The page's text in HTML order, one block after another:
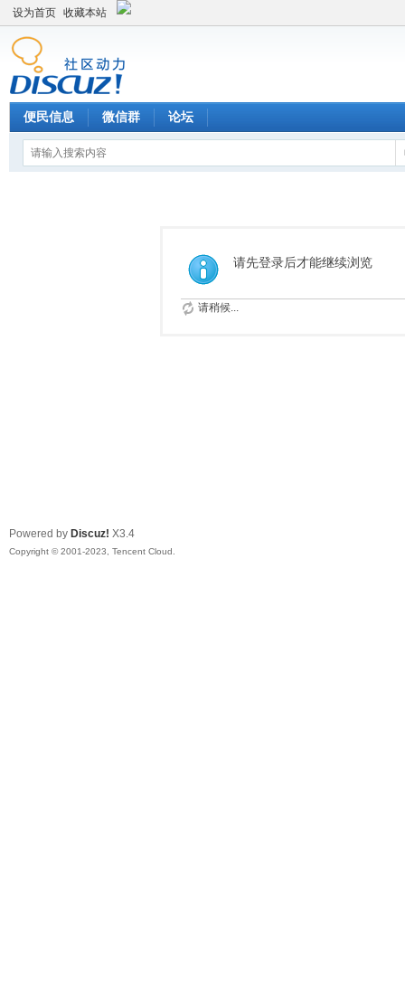
设为首页 收藏本站
便民信息 微信群 论坛
请先登录后才能继续浏览
请稍候...
Powered by Discuz! X3.4
Copyright © 2001-2023, Tencent Cloud.